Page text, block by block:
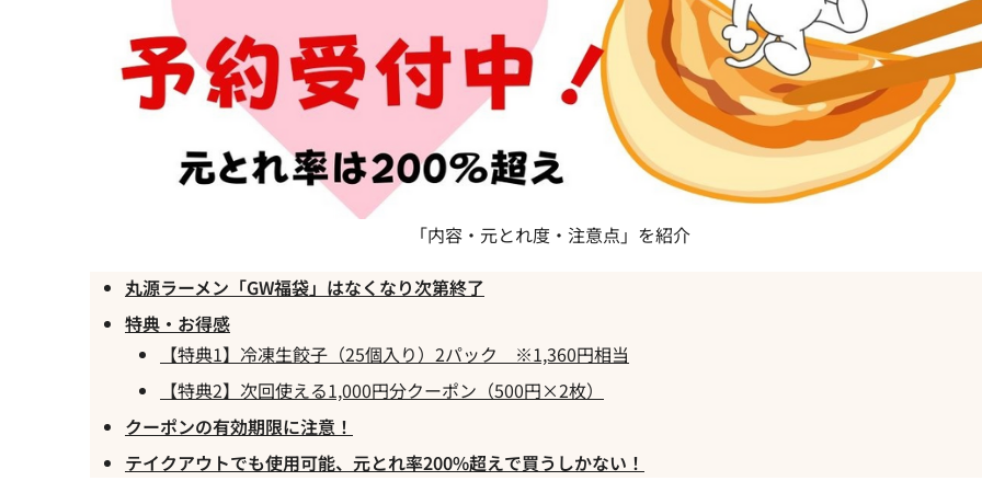
「内容・元とれ度・注意点」を紹介
丸源ラーメン「GW福袋」はなくなり次第終了
特典・お得感
【特典1】冷凍生餃子（25個入り）2パック ※1,360円相当
【特典2】次回使える1,000円分クーポン（500円×2枚）
クーポンの有効期限に注意！
テイクアウトでも使用可能、元とれ率200%超えで買うしかない！